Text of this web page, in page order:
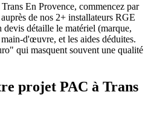
En Provence, commencez par
de nos 2+ installateurs RGE
devis détaille le matériel (marque,
d'œuvre, et les aides déduites.
qui masquent souvent une qualité
projet PAC à Trans